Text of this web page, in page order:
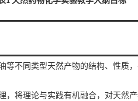
等不同类型天然产物的结构、性质
，将理论与实践有机融合，对天然